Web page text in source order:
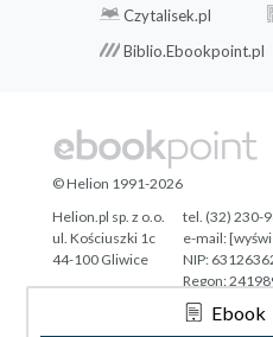
Ebook
Czytalisek.pl
Biblio.Ebookpoint.pl
Tonik.pl
© Helion 1991-2026
Helion.pl sp. z o.o.
ul. Kościuszki 1c
44-100 Gliwice
tel. (32) 230-
e-mail:
NIP:
Regon: